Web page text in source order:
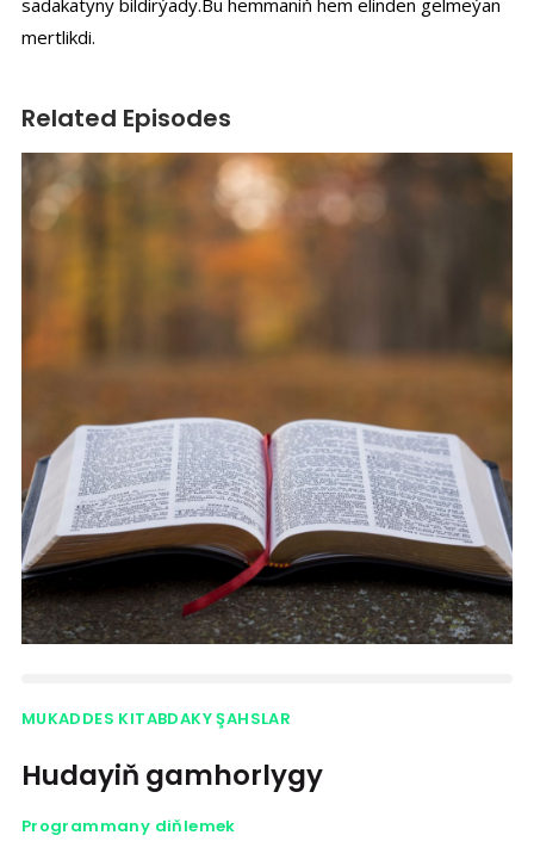
sadakatyny bildirýady.Bu hemmaniň hem elinden gelmeýan
mertlikdi.
Related Episodes
MUKADDES KITABDAKY ŞAHSLAR
Hudayiň gamhorlygy
Programmany diňlemek